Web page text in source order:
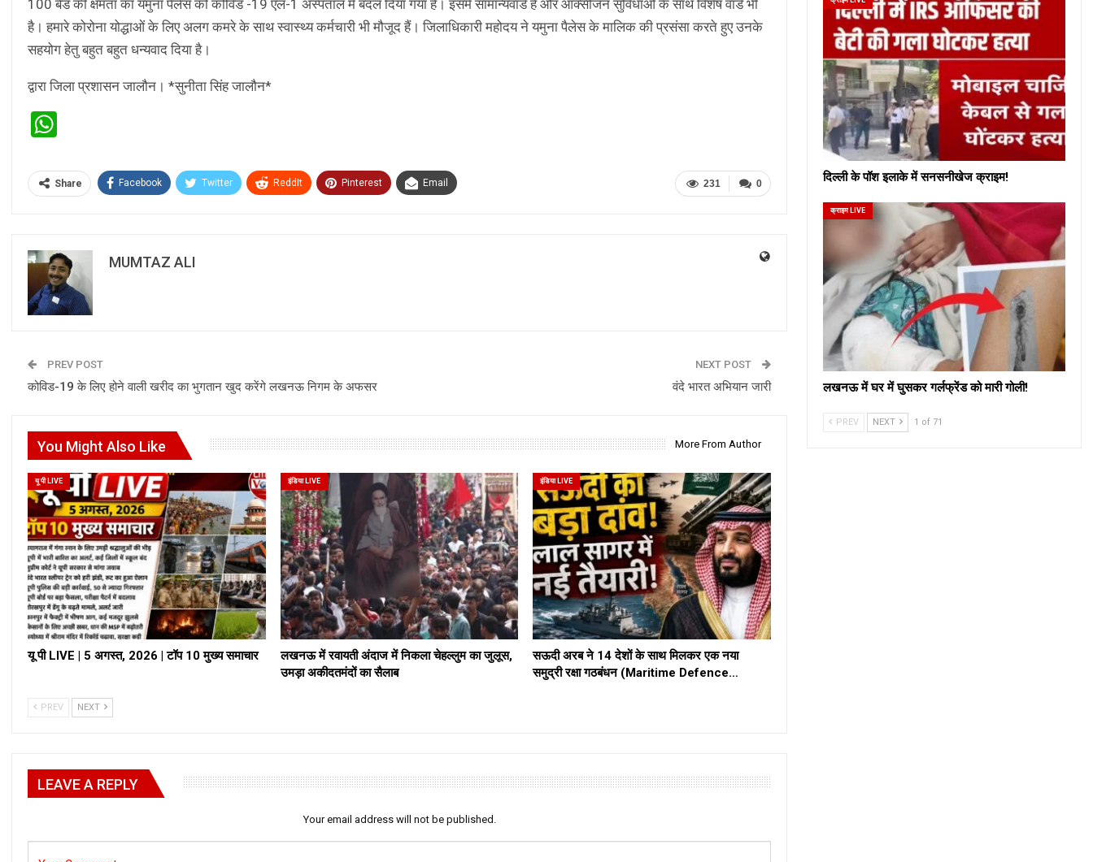
100 बैड की क्षमता का यमुना पैलेस को कोविड -19 एल-1 अस्पताल में बदल दिया गया है। इसमें सामान्यवार्ड है और ऑक्सीजन सुविधाओं के साथ विशेष वार्ड भी
है। हमारे कोरोना योद्धाओं के लिए अलग कमरे के साथ स्वास्थ्य कर्मचारी भी मौजूद हैं। जिलाधिकारी महोदय ने यमुना पैलेस के मालिक की प्रसंसा करते हुए उनके
सहयोग हेतु बहुत बहुत धन्यवाद दिया है।
द्वारा जिला प्रशासन जालौन। *सुनीता सिंह जालौन*
0
231
Share Facebook Twitter ReddIt Pinterest Email
MUMTAZ ALI
PREV POST
कोविड-19 के लिए होने वाली खरीद का भुगतान खुद करेंगे लखनऊ निगम के अफसर
NEXT POST
वंदे भारत अभियान जारी
You Might Also Like More From Author
यू पी LIVE
यू पी LIVE | 5 अगस्त, 2026 | टॉप 10 मुख्य समाचार
इंडिया LIVE
लखनऊ में रवायती अंदाज में निकला चेहल्लुम का जुलूस,
उमड़ा अकीदतमंदों का सैलाब
इंडिया LIVE
सऊदी अरब ने 14 देशों के साथ मिलकर एक नया
समुद्री रक्षा गठबंधन (Maritime Defence…
PREV NEXT
LEAVE A REPLY
Your email address will not be published.
दिल्ली के पॉश इलाके में सनसनीखेज क्राइम!
क्राइम LIVE
लखनऊ में घर में घुसकर गर्लफ्रेंड को मारी गोली!
PREV NEXT 1 of 71